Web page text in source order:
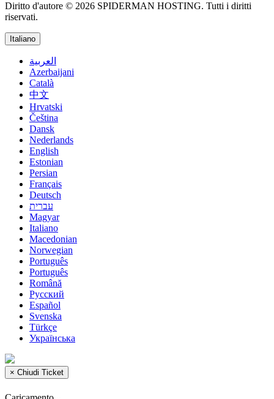
Diritto d'autore © 2026 SPIDERMAN HOSTING. Tutti i diritti
riservati.
Italiano
العربية
Azerbaijani
Català
中文
Hrvatski
Čeština
Dansk
Nederlands
English
Estonian
Persian
Français
Deutsch
עברית
Magyar
Italiano
Macedonian
Norwegian
Português
Português
Română
Русский
Español
Svenska
Türkçe
Українська
× Chiudi Ticket